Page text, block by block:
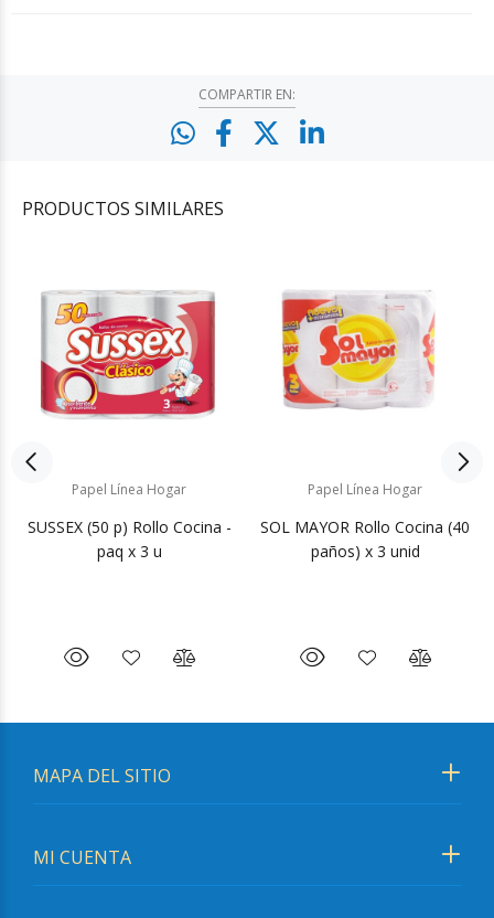
COMPARTIR EN:
PRODUCTOS SIMILARES
Papel Línea Hogar
SUSSEX (50 p) Rollo Cocina -
paq x 3 u
Papel Línea Hogar
SOL MAYOR Rollo Cocina (40
paños) x 3 unid
MAPA DEL SITIO
MI CUENTA